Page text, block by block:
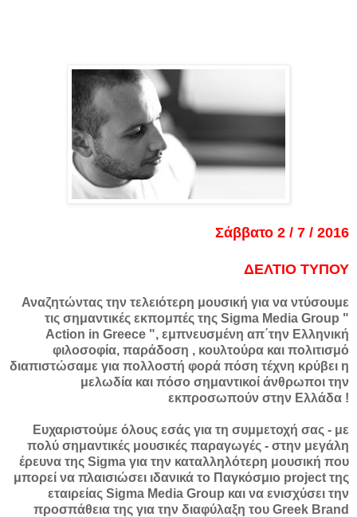
Σάββατο 2 / 7 / 2016
ΔΕΛΤΙΟ ΤΥΠΟΥ
Αναζητώντας την τελειότερη μουσική για να ντύσουμε
τις σημαντικές εκπομπές της Sigma Media Group "
Action in Greece ", εμπνευσμένη απ΄την Ελληνική
φιλοσοφία, παράδοση , κουλτούρα και πολιτισμό
διαπιστώσαμε για πολλοστή φορά πόση τέχνη κρύβει η
μελωδία και πόσο σημαντικοί άνθρωποι την
εκπροσωπούν στην Ελλάδα !
Ευχαριστούμε όλους εσάς για τη συμμετοχή σας - με
πολύ σημαντικές μουσικές παραγωγές - στην μεγάλη
έρευνα της Sigma για την καταλληλότερη μουσική που
μπορεί να πλαισιώσει ιδανικά το Παγκόσμιο project της
εταιρείας Sigma Media Group και να ενισχύσει την
προσπάθεια της για την διαφύλαξη του Greek Brand